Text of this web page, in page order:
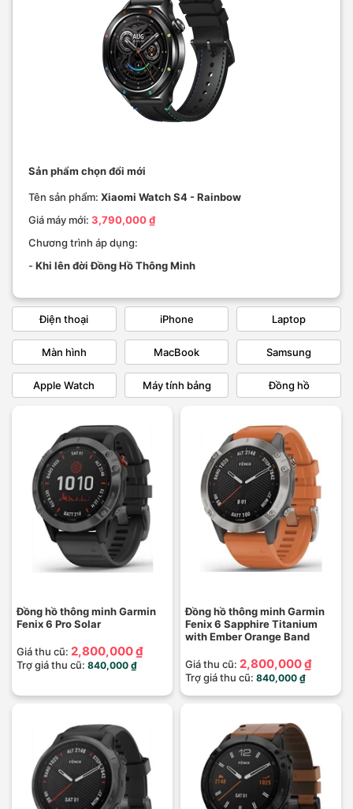
Sản phẩm chọn đổi mới
Tên sản phẩm: Xiaomi Watch S4 - Rainbow
Giá máy mới: 3,790,000 ₫
Chương trình áp dụng:
- Khi lên đời Đồng Hồ Thông Minh
Điện thoại iPhone Laptop
Màn hình MacBook Samsung
Apple Watch Máy tính bảng Đồng hồ
Đồng hồ thông minh Garmin
Fenix 6 Pro Solar
Giá thu cũ: 2,800,000 ₫
Trợ giá thu cũ: 840,000 ₫
Đồng hồ thông minh Garmin
Fenix 6 Sapphire Titanium
with Ember Orange Band
Giá thu cũ: 2,800,000 ₫
Trợ giá thu cũ: 840,000 ₫